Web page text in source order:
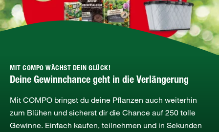
MIT COMPO WÄCHST DEIN GLÜCK!
Deine Gewinnchance geht in die Verlängerung
Mit COMPO bringst du deine Pflanzen auch weiterhin
zum Blühen und sicherst dir die Chance auf 250 tolle
Gewinne. Einfach kaufen, teilnehmen und in Sekunden